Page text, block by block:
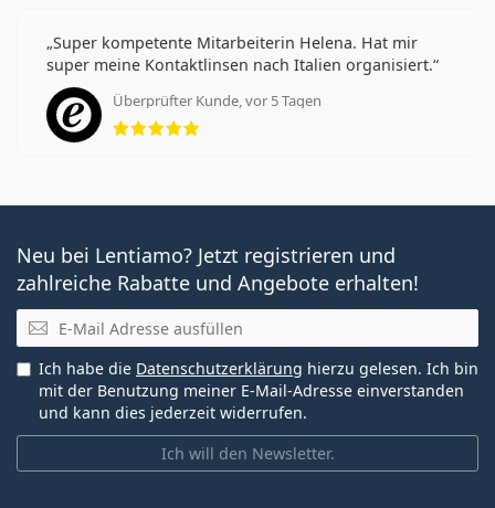
Super kompetente Mitarbeiterin Helena. Hat mir
super meine Kontaktlinsen nach Italien organisiert.
Überprüfter Kunde, vor 5 Tagen
Bewertung 5 aus 5
Neu bei Lentiamo? Jetzt registrieren und
zahlreiche Rabatte und Angebote erhalten!
E-Mail
Ich will den Newsletter.
Ich habe die Datenschutzerklärung hierzu gelesen. Ich bin
mit der Benutzung meiner E-Mail-Adresse einverstanden
und kann dies jederzeit widerrufen.